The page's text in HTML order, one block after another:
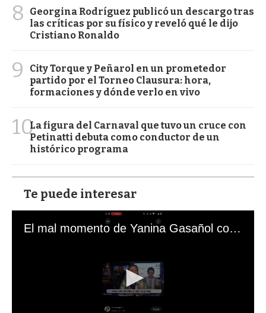
8
Georgina Rodríguez publicó un descargo tras
las críticas por su físico y reveló qué le dijo
Cristiano Ronaldo
9
City Torque y Peñarol en un prometedor
partido por el Torneo Clausura: hora,
formaciones y dónde verlo en vivo
10La figura del Carnaval que tuvo un cruce con
Petinatti debuta como conductor de un
histórico programa
Te puede interesar
El mal momento de Yanina Gasañol con un hincha argentino en "Subrayado"